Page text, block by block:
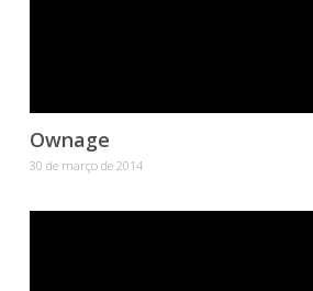
Ownage
30 de março de 2014